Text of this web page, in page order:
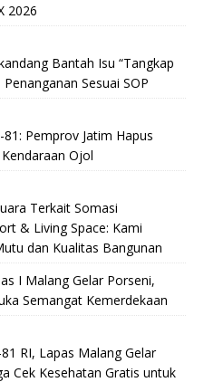
2026
Bantah Isu “Tangkap
Sesuai SOP
81: Pemprov Jatim Hapus
Ojol
Terkait Somasi
& Living Space: Kami
dan Kualitas Bangunan
I Malang Gelar Porseni,
Semangat Kemerdekaan
RI, Lapas Malang Gelar
Cek Kesehatan Gratis untuk